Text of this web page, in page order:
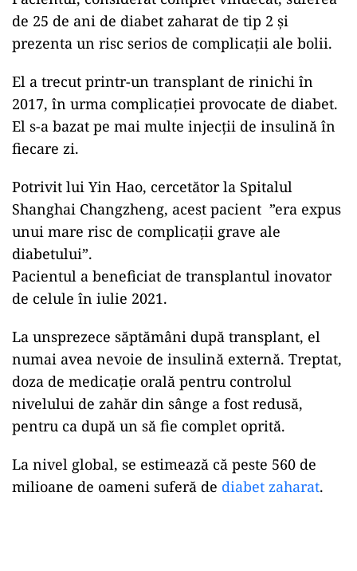
ad
Pacientul, considerat complet vindecat, suferea
de 25 de ani de diabet zaharat de tip 2 și
prezenta un risc serios de complicații ale bolii.
2017, în urma complicației provocate de diabet.
El s-a bazat pe mai multe injecții de insulină în
fiecare zi.
Potrivit lui Yin Hao, cercetător la Spitalul
unui mare risc de complicații grave ale
diabetului”.